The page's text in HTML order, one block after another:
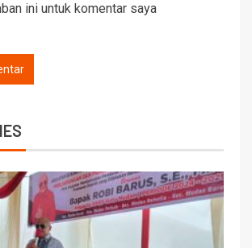
ini untuk komentar saya